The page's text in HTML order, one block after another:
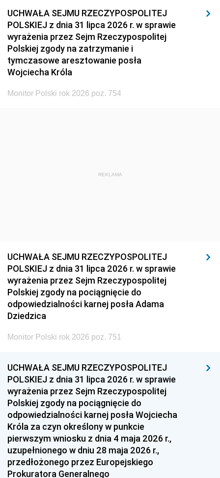
UCHWAŁA SEJMU RZECZYPOSPOLITEJ
POLSKIEJ z dnia 31 lipca 2026 r. w sprawie
wyrażenia przez Sejm Rzeczypospolitej
Polskiej zgody na zatrzymanie i
tymczasowe aresztowanie posła
Wojciecha Króla
Monitor Polski rok 2026 poz. 754
REKLAMA
UCHWAŁA SEJMU RZECZYPOSPOLITEJ
POLSKIEJ z dnia 31 lipca 2026 r. w sprawie
wyrażenia przez Sejm Rzeczypospolitej
Polskiej zgody na pociągnięcie do
odpowiedzialności karnej posła Adama
Dziedzica
Monitor Polski rok 2026 poz. 751
UCHWAŁA SEJMU RZECZYPOSPOLITEJ
POLSKIEJ z dnia 31 lipca 2026 r. w sprawie
wyrażenia przez Sejm Rzeczypospolitej
Polskiej zgody na pociągnięcie do
odpowiedzialności karnej posła Wojciecha
Króla za czyn określony w punkcie
pierwszym wniosku z dnia 4 maja 2026 r.,
uzupełnionego w dniu 28 maja 2026 r.,
przedłożonego przez Europejskiego
Prokuratora Generalnego